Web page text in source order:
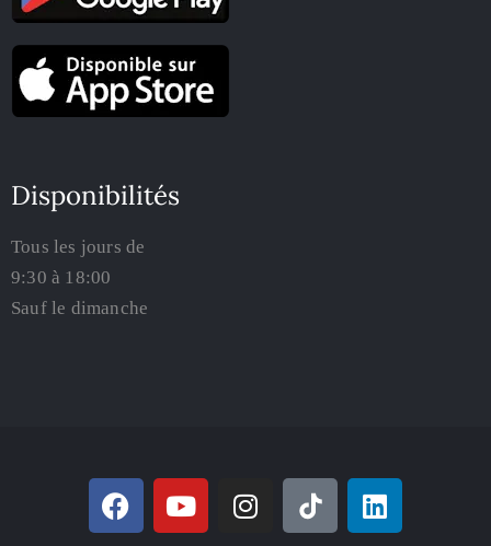
Disponibilités
Tous les jours de
9:30 à 18:00
Sauf le dimanche